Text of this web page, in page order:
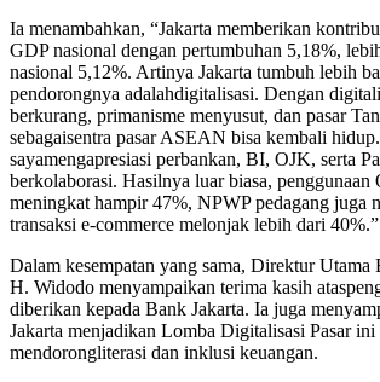
Ia menambahkan, “Jakarta memberikan
GDP nasional dengan pertumbuhan 5,18%,
nasional 5,12%. Artinya Jakarta tumbuh lebih
pendorongnya adalahdigitalisasi. Dengan
berkurang, primanisme menyusut, dan pasar
sebagaisentra pasar ASEAN bisa kembali
sayamengapresiasi perbankan, BI, OJK, serta
berkolaborasi. Hasilnya luar biasa, penggunaan
meningkat hampir 47%, NPWP pedagang juga
transaksi e-commerce melonjak lebih dari 40%.”
Dalam kesempatan yang sama, Direktur Utama
H. Widodo menyampaikan terima kasih
diberikan kepada Bank Jakarta. Ia juga
Jakarta menjadikan Lomba Digitalisasi Pasar
mendorongliterasi dan inklusi keuangan.